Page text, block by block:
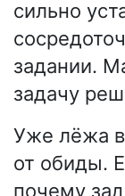
сильно
задании.
задачу
Уже лёжа в
от обиды.
почему